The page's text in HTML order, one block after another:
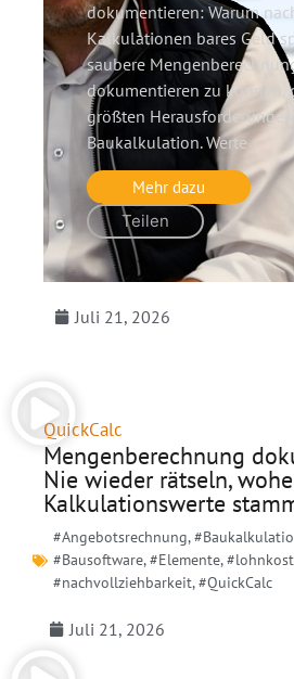
dokumentieren: Warum
Kalkulationen bares Geld
saubere
dokumentieren zu können,
größten
Baukalkulation. Werte
Mehr dazu
Teilen
Juli 21, 2026
QuickCalc
Mengenberechnung
Nie wieder rätseln,
Kalkulationswerte
#Angebotsrechnung,
#Bausoftware,#Elemente,
#nachvollziehbarkeit,#QuickCalc
Juli 21, 2026